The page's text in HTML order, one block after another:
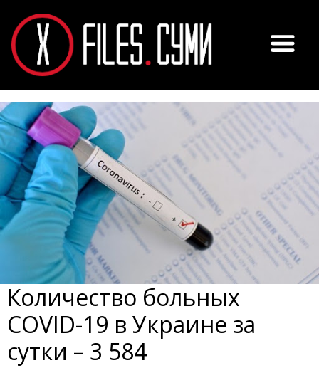
Количество больных
COVID-19 в Украине за
сутки – 3 584